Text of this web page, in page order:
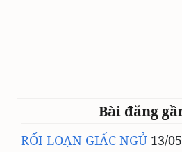
Bài đăng
RỐI LOẠN GIẤC NGỦ 13/